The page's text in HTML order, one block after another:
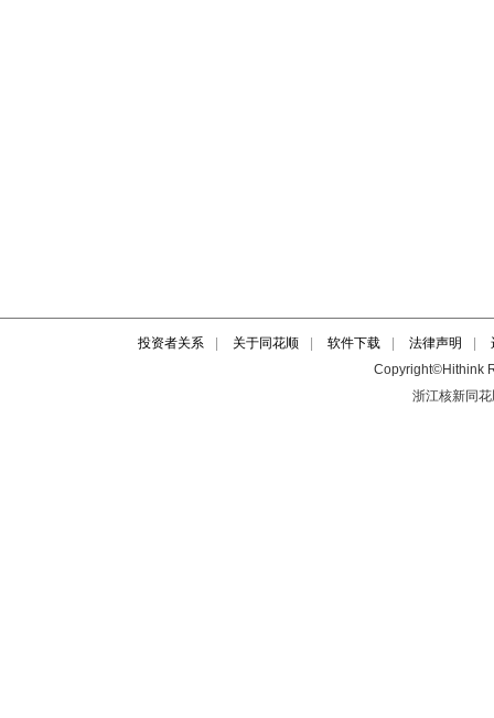
投资者关系 关于同花顺 软件下载 法律声明
Copyright©Hithink
浙江核新同